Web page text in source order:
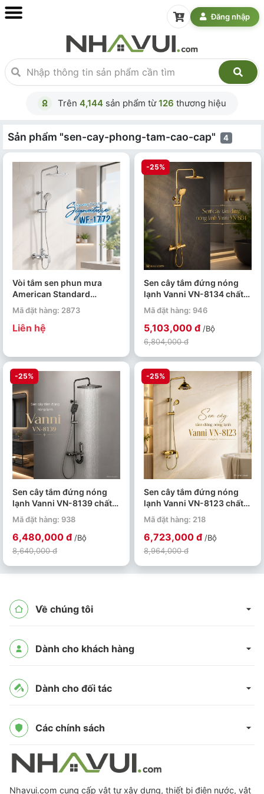
Đăng nhập
Trên 4,144 sản phẩm từ126 thương hiệu
Sản phẩm "sen-cay-phong-tam-cao-cap" 4
Vòi tắm sen phun mưa
American Standard
Signature WF-1772
Mã đặt hàng: 2873
Liên hệ
-25%
Sen cây tắm đứng nóng
lạnh Vanni VN-8134 chất
liệu đồng thau mạ vàng
Mã đặt hàng: 946
5,103,000 đ /Bộ
6,804,000 đ
-25%
Sen cây tắm đứng nóng
lạnh Vanni VN-8139 chất
liệu đồng thau nano xám 3
chế độ
Mã đặt hàng: 938
6,480,000 đ /Bộ
8,640,000 đ
-25%
Sen cây tắm đứng nóng
lạnh Vanni VN-8123 chất
liệu đồng thau mạ vàng
Mã đặt hàng: 218
6,723,000 đ /Bộ
8,964,000 đ
Về chúng tôi
Dành cho khách hàng
Dành cho đối tác
Các chính sách
Nhavui.com cung cấp vật tư xây dựng, thiết bị điện nước, vật